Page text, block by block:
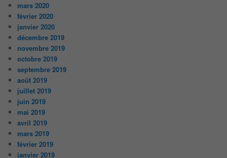
mars 2020
février 2020
janvier 2020
décembre 2019
novembre 2019
octobre 2019
septembre 2019
août 2019
juillet 2019
juin 2019
mai 2019
avril 2019
mars 2019
février 2019
janvier 2019